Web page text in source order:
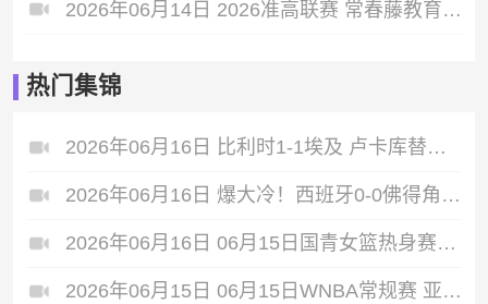
2026年06月14日 2026准高联赛 常春藤教育 VS 淄博十一中 全场录像
热门集锦
2026年06月16日 比利时1-1埃及 卢卡库替补22秒造乌龙，阿舒尔建功德布劳内中柱
2026年06月16日 爆大冷！西班牙0-0佛得角 18岁亚马尔首秀40岁门将沃齐尼亚神表现
2026年06月16日 06月15日国青女篮热身赛富顺站 中国U17女篮 76 - 62 伏伊伏丁那女篮 全场集锦
2026年06月15日 06月15日WNBA常规赛 亚特兰大梦想102-77多伦多节奏 全场集锦